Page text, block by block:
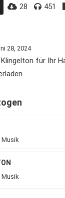
28 451
28, 2024
für Ihr
Musik
Musik